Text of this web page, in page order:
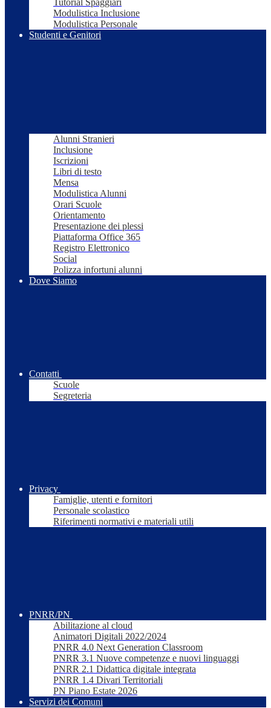
Tutorial Spaggiari
Modulistica Inclusione
Modulistica Personale
Studenti e Genitori
Alunni Stranieri
Inclusione
Iscrizioni
Libri di testo
Mensa
Modulistica Alunni
Orari Scuole
Orientamento
Presentazione dei plessi
Piattaforma Office 365
Registro Elettronico
Social
Polizza infortuni alunni
Dove Siamo
Contatti
Scuole
Segreteria
Privacy
Famiglie, utenti e fornitori
Personale scolastico
Riferimenti normativi e materiali utili
PNRR/PN
Abilitazione al cloud
Animatori Digitali 2022/2024
PNRR 4.0 Next Generation Classroom
PNRR 3.1 Nuove competenze e nuovi linguaggi
PNRR 2.1 Didattica digitale integrata
PNRR 1.4 Divari Territoriali
PN Piano Estate 2026
Servizi dei Comuni